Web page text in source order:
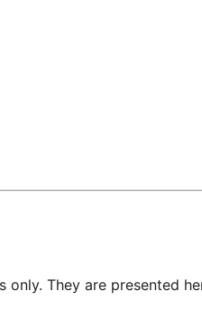
only. They are presented